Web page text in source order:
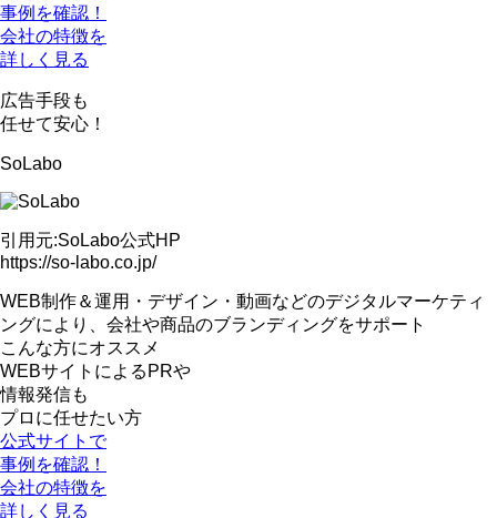
事例を確認！
会社の特徴を
詳しく見る
広告手段も
任せて安心！
SoLabo
引用元:SoLabo公式HP
https://so-labo.co.jp/
WEB制作＆運用・デザイン・動画などのデジタルマーケティ
ングにより、 会社や商品のブランディングをサポート
こんな方にオススメ
WEBサイトによるPRや
情報発信も
プロに任せたい方
公式サイトで
事例を確認！
会社の特徴を
詳しく見る